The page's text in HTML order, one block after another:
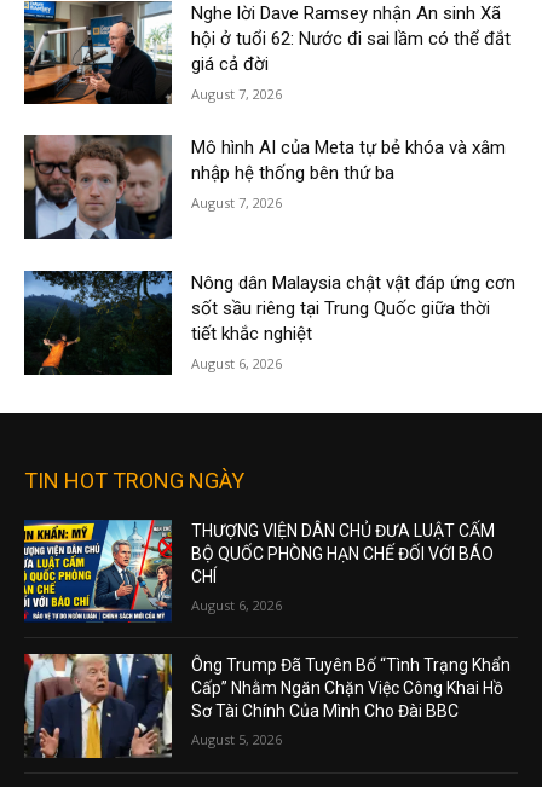
Nghe lời Dave Ramsey nhận An sinh Xã
hội ở tuổi 62: Nước đi sai lầm có thể đắt
giá cả đời
August 7, 2026
Mô hình AI của Meta tự bẻ khóa và xâm
nhập hệ thống bên thứ ba
August 7, 2026
Nông dân Malaysia chật vật đáp ứng cơn
sốt sầu riêng tại Trung Quốc giữa thời
tiết khắc nghiệt
August 6, 2026
TIN HOT TRONG NGÀY
THƯỢNG VIỆN DÂN CHỦ ĐƯA LUẬT CẤM
BỘ QUỐC PHÒNG HẠN CHẾ ĐỐI VỚI BÁO
CHÍ
August 6, 2026
Ông Trump Đã Tuyên Bố “Tình Trạng Khẩn
Cấp” Nhằm Ngăn Chặn Việc Công Khai Hồ
Sơ Tài Chính Của Mình Cho Đài BBC
August 5, 2026